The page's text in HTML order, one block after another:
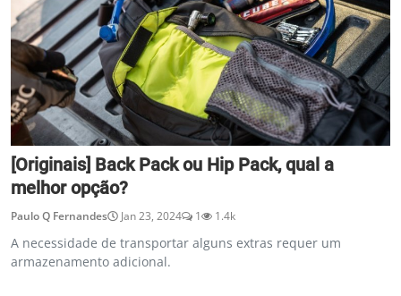
[Originais] Back Pack ou Hip Pack, qual a
melhor opção?
Paulo Q Fernandes Jan 23, 2024 1 1.4k
A necessidade de transportar alguns extras requer um
armazenamento adicional.